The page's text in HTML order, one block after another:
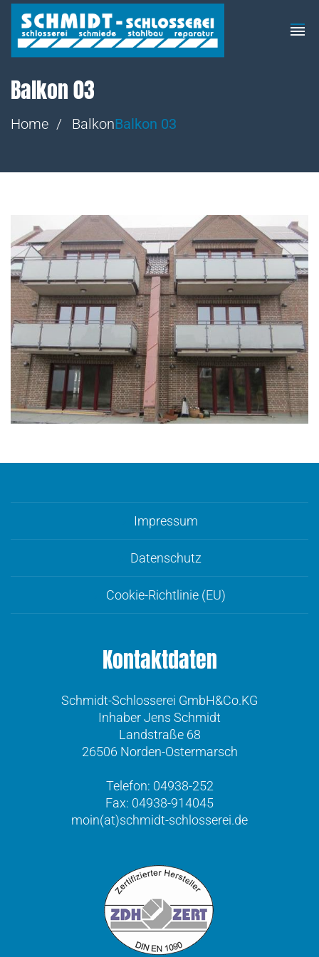
Balkon 03
Home BalkonBalkon 03
Impressum
Datenschutz
Cookie-Richtlinie (EU)
Kontaktdaten
Schmidt-Schlosserei GmbH&Co.KG
Inhaber Jens Schmidt
Landstraße 68
26506 Norden-Ostermarsch
Telefon: 04938-252
Fax: 04938-914045
moin(at)schmidt-schlosserei.de